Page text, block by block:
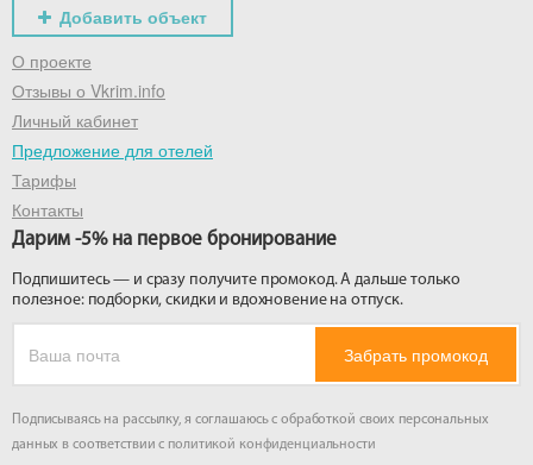
Добавить объект
О проекте
Отзывы о Vkrim.info
Личный кабинет
Предложение для отелей
Тарифы
Контакты
Дарим -5% на первое бронирование
Подпишитесь — и сразу получите промокод. А дальше только
полезное: подборки, скидки и вдохновение на отпуск.
Забрать промокод
Подписываясь на рассылку, я соглашаюсь с обработкой своих персональных
данных в соответствии с политикой конфиденциальности